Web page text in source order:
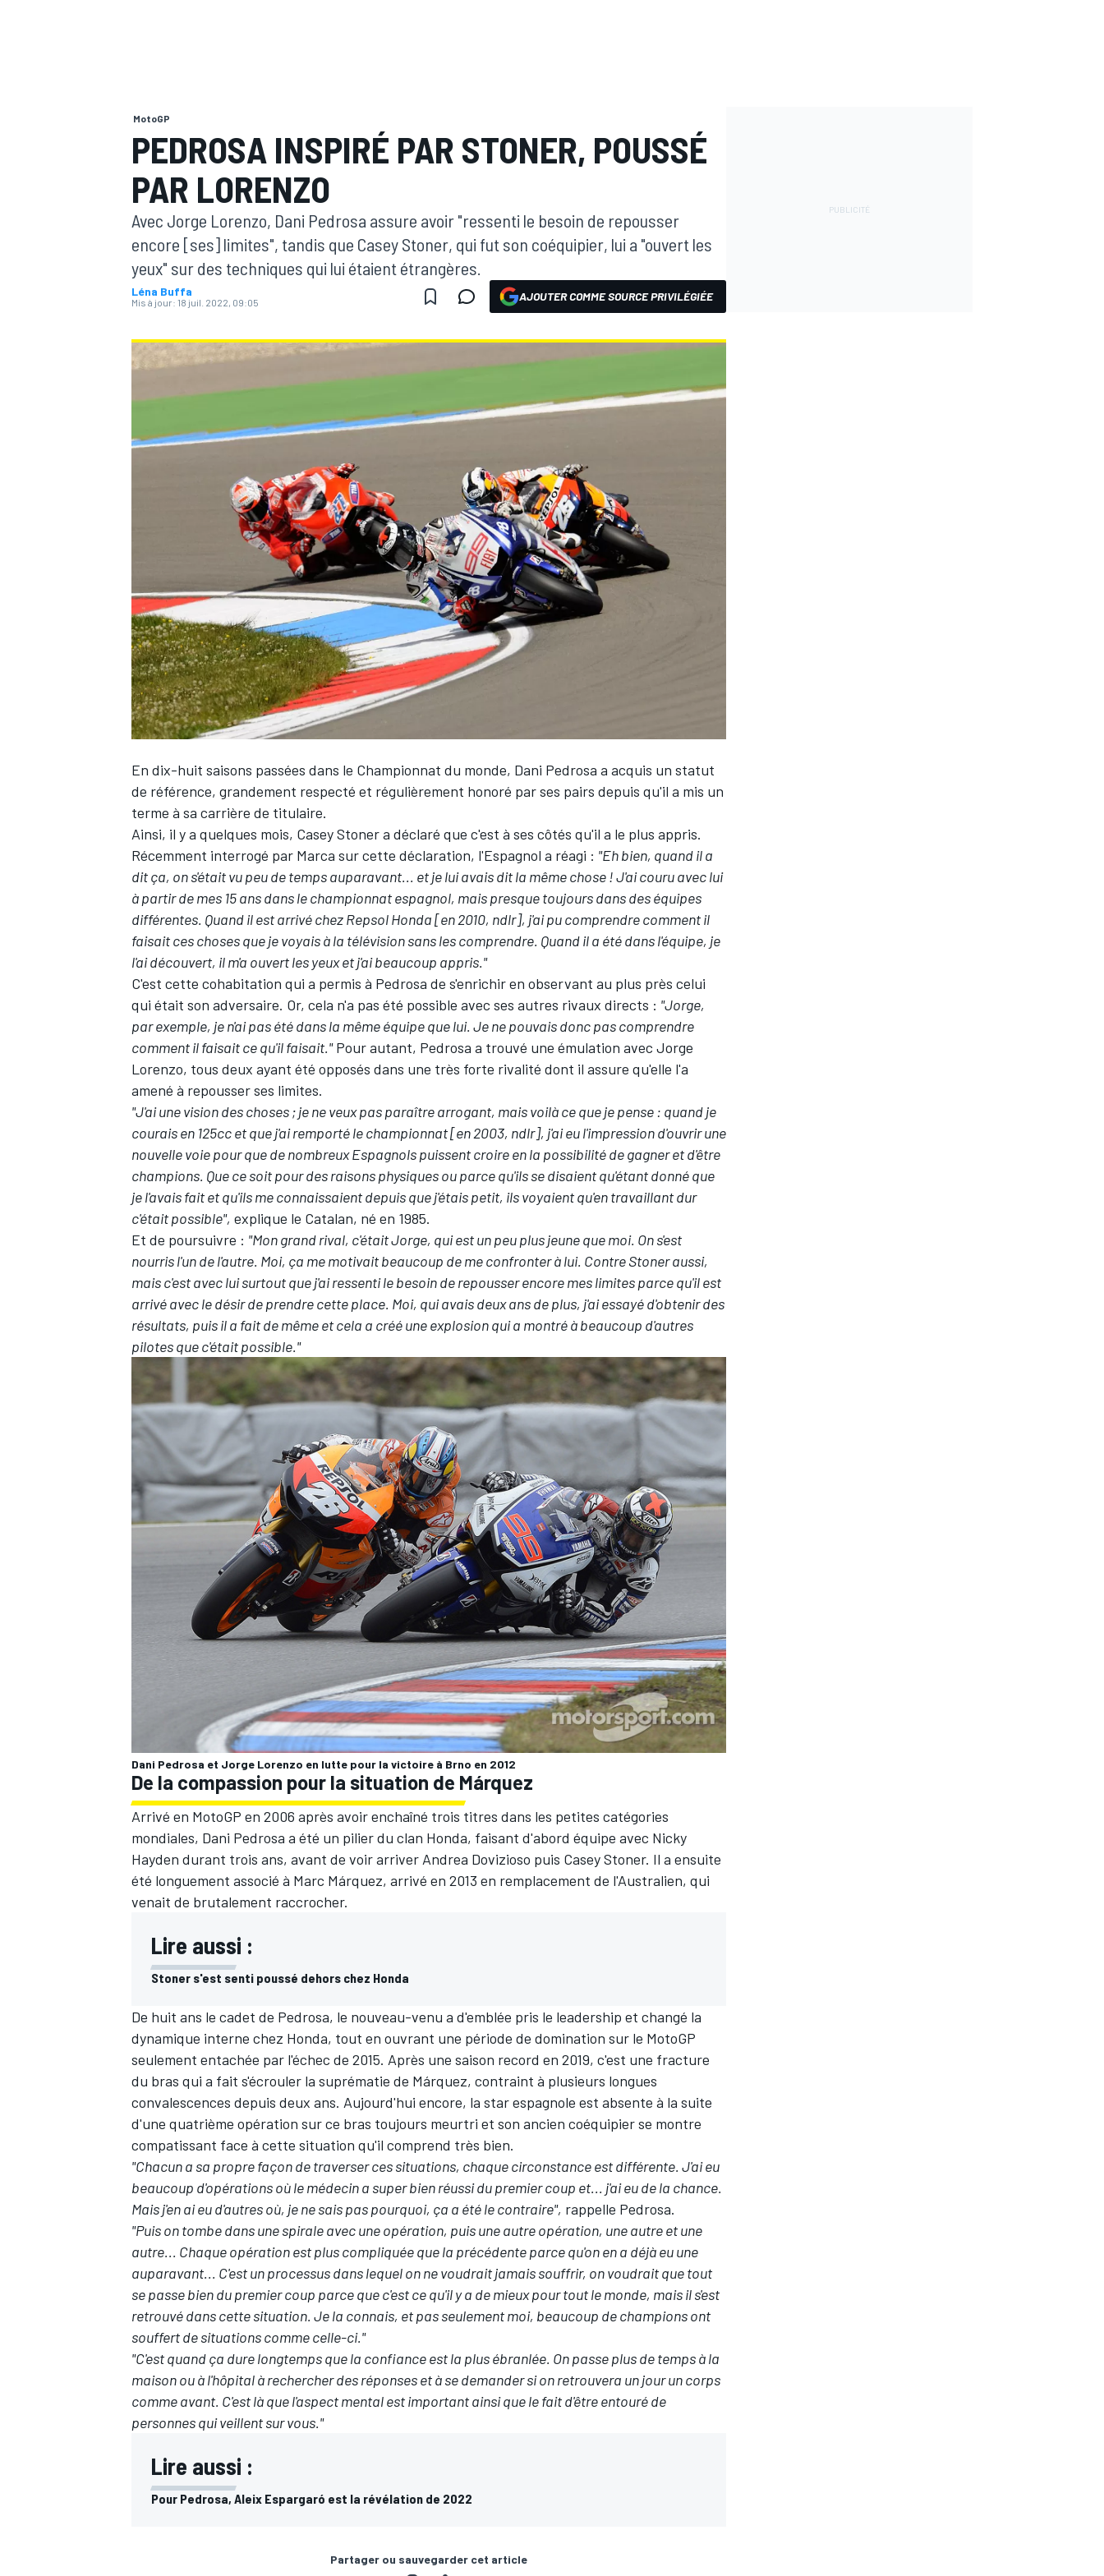
MOTOGP
WEC
AUTRES CHAMPIONNATS
MotoGP
PEDROSA INSPIRÉ PAR STONER, POUSSÉ
PAR LORENZO
Avec Jorge Lorenzo, Dani Pedrosa assure avoir "ressenti le besoin de repousser
encore [ses] limites", tandis que Casey Stoner, qui fut son coéquipier, lui a "ouvert les
yeux" sur des techniques qui lui étaient étrangères.
Léna Buffa
Mis à jour: 18 juil. 2022, 09:05 AJOUTER COMME SOURCE PRIVILÉGIÉE
En dix-huit saisons passées dans le Championnat du monde, Dani Pedrosa a acquis un statut
de référence, grandement respecté et régulièrement honoré par ses pairs depuis qu'il a mis un
terme à sa carrière de titulaire.
Ainsi, il y a quelques mois, Casey Stoner a déclaré que c'est à ses côtés qu'il a le plus appris.
Récemment interrogé par Marca sur cette déclaration, l'Espagnol a réagi : "Eh bien, quand il a
dit ça, on s'était vu peu de temps auparavant... et je lui avais dit la même chose ! J'ai couru avec lui
à partir de mes 15 ans dans le championnat espagnol, mais presque toujours dans des équipes
différentes. Quand il est arrivé chez Repsol Honda [en 2010, ndlr], j'ai pu comprendre comment il
faisait ces choses que je voyais à la télévision sans les comprendre. Quand il a été dans l'équipe, je
l'ai découvert, il m'a ouvert les yeux et j'ai beaucoup appris."
C'est cette cohabitation qui a permis à Pedrosa de s'enrichir en observant au plus près celui
qui était son adversaire. Or, cela n'a pas été possible avec ses autres rivaux directs : "Jorge,
par exemple, je n'ai pas été dans la même équipe que lui. Je ne pouvais donc pas comprendre
comment il faisait ce qu'il faisait."Pour autant, Pedrosa a trouvé une émulation avec Jorge
Lorenzo, tous deux ayant été opposés dans une très forte rivalité dont il assure qu'elle l'a
amené à repousser ses limites.
"J'ai une vision des choses ; je ne veux pas paraître arrogant, mais voilà ce que je pense : quand je
courais en 125cc et que j'ai remporté le championnat [en 2003, ndlr], j'ai eu l'impression d'ouvrir une
nouvelle voie pour que de nombreux Espagnols puissent croire en la possibilité de gagner et d'être
champions. Que ce soit pour des raisons physiques ou parce qu'ils se disaient qu'étant donné que
je l'avais fait et qu'ils me connaissaient depuis que j'étais petit, ils voyaient qu'en travaillant dur
c'était possible", explique le Catalan, né en 1985.
Et de poursuivre : "Mon grand rival, c'était Jorge, qui est un peu plus jeune que moi. On s'est
nourris l'un de l'autre. Moi, ça me motivait beaucoup de me confronter à lui. Contre Stoner aussi,
mais c'est avec lui surtout que j'ai ressenti le besoin de repousser encore mes limites parce qu'il est
arrivé avec le désir de prendre cette place. Moi, qui avais deux ans de plus, j'ai essayé d'obtenir des
résultats, puis il a fait de même et cela a créé une explosion qui a montré à beaucoup d'autres
pilotes que c'était possible."
Dani Pedrosa et Jorge Lorenzo en lutte pour la victoire à Brno en 2012
De la compassion pour la situation de Márquez
Arrivé en MotoGP en 2006 après avoir enchaîné trois titres dans les petites catégories
mondiales, Dani Pedrosa a été un pilier du clan Honda, faisant d'abord équipe avec Nicky
Hayden durant trois ans, avant de voir arriver Andrea Dovizioso puis Casey Stoner. Il a ensuite
été longuement associé à Marc Márquez, arrivé en 2013 en remplacement de l'Australien, qui
venait de brutalement raccrocher.
Lire aussi :
Stoner s'est senti poussé dehors chez Honda
De huit ans le cadet de Pedrosa, le nouveau-venu a d'emblée pris le leadership et changé la
dynamique interne chez Honda, tout en ouvrant une période de domination sur le MotoGP
seulement entachée par l'échec de 2015. Après une saison record en 2019, c'est une fracture
du bras qui a fait s'écrouler la suprématie de Márquez, contraint à plusieurs longues
convalescences depuis deux ans. Aujourd'hui encore, la star espagnole est absente à la suite
d'une quatrième opération sur ce bras toujours meurtri et son ancien coéquipier se montre
compatissant face à cette situation qu'il comprend très bien.
"Chacun a sa propre façon de traverser ces situations, chaque circonstance est différente. J'ai eu
beaucoup d'opérations où le médecin a super bien réussi du premier coup et... j'ai eu de la chance.
Mais j'en ai eu d'autres où, je ne sais pas pourquoi, ça a été le contraire", rappelle Pedrosa.
"Puis on tombe dans une spirale avec une opération, puis une autre opération, une autre et une
autre... Chaque opération est plus compliquée que la précédente parce qu'on en a déjà eu une
auparavant... C'est un processus dans lequel on ne voudrait jamais souffrir, on voudrait que tout
se passe bien du premier coup parce que c'est ce qu'il y a de mieux pour tout le monde, mais il s'est
retrouvé dans cette situation. Je la connais, et pas seulement moi, beaucoup de champions ont
souffert de situations comme celle-ci."
"C'est quand ça dure longtemps que la confiance est la plus ébranlée. On passe plus de temps à la
maison ou à l'hôpital à rechercher des réponses et à se demander si on retrouvera un jour un corps
comme avant. C'est là que l'aspect mental est important ainsi que le fait d'être entouré de
personnes qui veillent sur vous."
Lire aussi :
Pour Pedrosa, Aleix Espargaró est la révélation de 2022
Partager ou sauvegarder cet article